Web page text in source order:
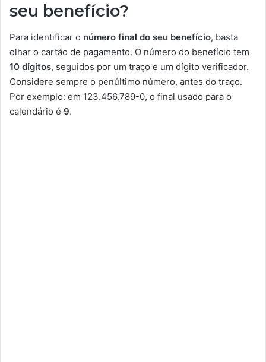
seu benefício?
Para identificar o número final do seu benefício, basta
olhar o cartão de pagamento. O número do benefício tem
10 dígitos, seguidos por um traço e um dígito verificador.
Considere sempre o penúltimo número, antes do traço.
Por exemplo: em 123.456.789-0, o final usado para o
calendário é 9.